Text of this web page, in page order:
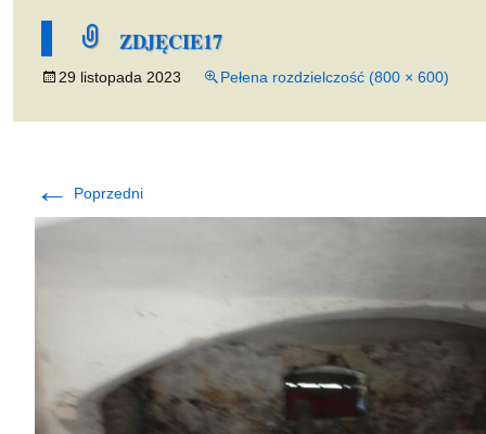
ZDJĘCIE17
29 listopada 2023 Pełena rozdzielczość (800 × 600)
← Poprzedni